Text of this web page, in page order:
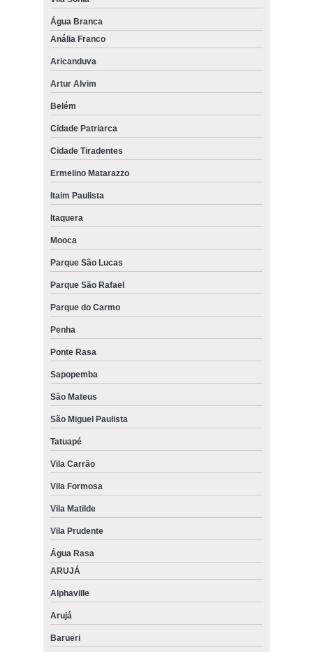
Água Branca
Anália Franco
Aricanduva
Artur Alvim
Belém
Cidade Patriarca
Cidade Tiradentes
Ermelino Matarazzo
Itaim Paulista
Itaquera
Mooca
Parque São Lucas
Parque São Rafael
Parque do Carmo
Penha
Ponte Rasa
Sapopemba
São Mateus
São Miguel Paulista
Tatuapé
Vila Carrão
Vila Formosa
Vila Matilde
Vila Prudente
Água Rasa
ARUJÁ
Alphaville
Arujá
Barueri